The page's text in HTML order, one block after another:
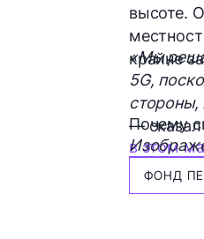
высоте.
крайне
«Мы
5G,
стороны,
—
Почему
в этом
ФОНД